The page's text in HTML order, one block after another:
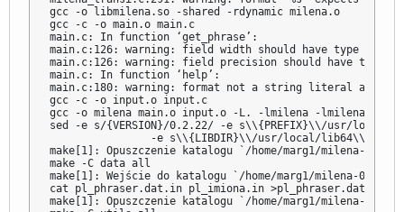
gcc -o libmilena.so -shared -rdynamic milena.o
gcc -c -o main.o main.c
main.c: In function ‘get_phrase’:
main.c:126: warning: field width should have type
main.c:126: warning: field precision should have type
main.c: In function ‘help’:
main.c:180: warning: format not a string literal and no
gcc -c -o input.o input.c
gcc -o milena main.o input.o -L. -lmilena -
sed -e s/{VERSION}/0.2.22/ -e s\\{PREFIX}\\/usr/local\\
-e s\\{LIBDIR}\\/usr/local/lib64\\ <
make[1]: Opuszczenie katalogu `/home/marg1/milena-
make -C data all
make[1]: Wejście do katalogu `/home/marg1/milena-
cat pl_phraser.dat.in pl_imiona.in >pl_phraser.dat
make[1]: Opuszczenie katalogu `/home/marg1/milena-